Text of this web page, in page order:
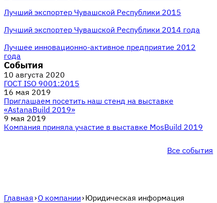
Лучший экспортер Чувашской Республики 2015
Лучший экспортер Чувашской Республики 2014 года
Лучшее инновационно-активное предприятие 2012
года
События
10 августа 2020
ГОСТ ISO 9001:2015
16 мая 2019
Приглашаем посетить наш стенд на выставке
«AstanaBuild 2019»
9 мая 2019
Компания приняла участие в выставке MosBuild 2019
Все события
Главная ›О компании ›Юридическая информация